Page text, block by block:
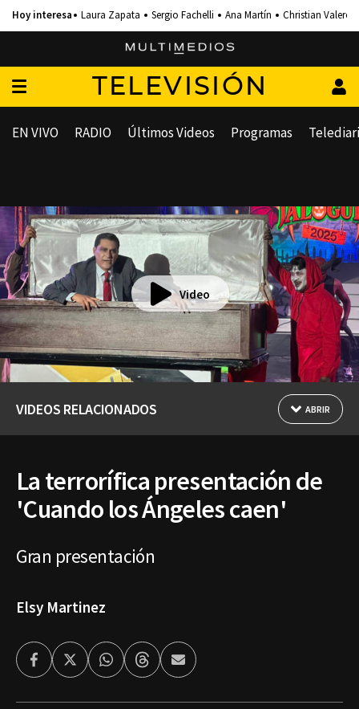
Laura Zapata Sergio Fachelli Ana Martín Christian Valero
TELEVISIÓN
EN VIVO RADIO Últimos Videos Programas
Video
VIDEOS RELACIONADOS ABRIR
La terrorífica presentación de
'Cuando los Ángeles caen'
Gran presentación
Elsy Martinez
FacebookTwitterWhatsappThreadsEnviar
por